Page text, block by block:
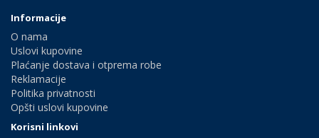
Informacije
O nama
Uslovi kupovine
Plaćanje dostava i otprema robe
Reklamacije
Politika privatnosti
Opšti uslovi kupovine
Korisni linkovi